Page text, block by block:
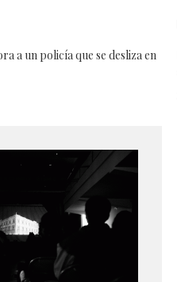
a un policía que se desliza en